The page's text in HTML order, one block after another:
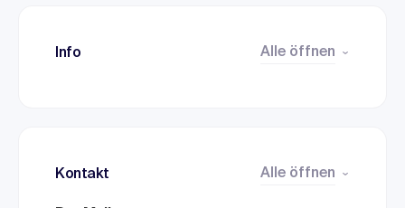
Info Alle öffnen
Kontakt Alle öffnen